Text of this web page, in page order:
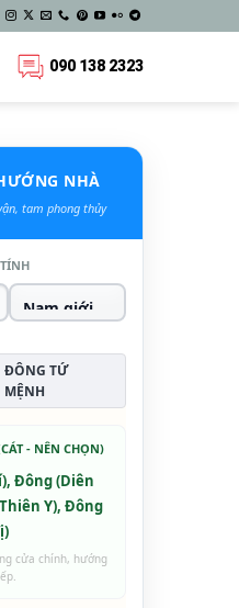
090 138 2323
NHÀ
tam phong thủy
ĐÔNG TỨ
MỆNH
- NÊN CHỌN)
Đông (Diên
Y), Đông
cửa chính, hướng